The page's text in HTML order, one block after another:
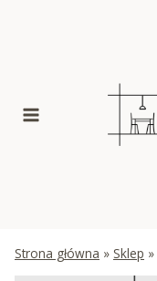
Strona główna » Sklep »